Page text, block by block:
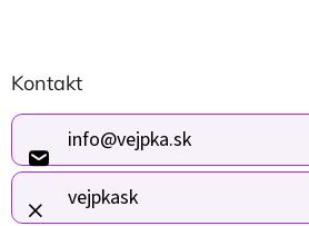
á
p
t
i
e
Kontakt
info@vejpka.sk
vejpkask